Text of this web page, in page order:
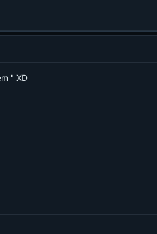
" XD